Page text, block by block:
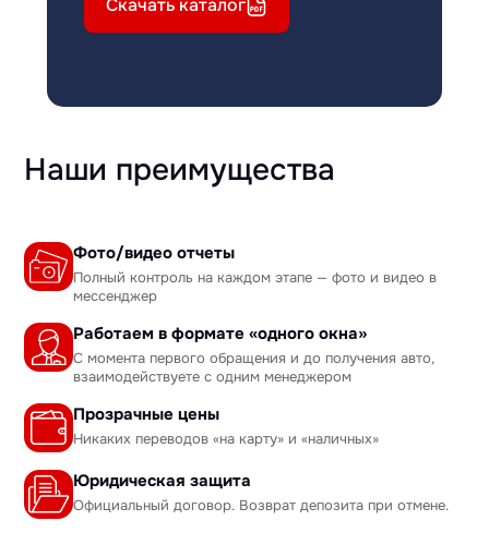
Скачать каталог
Наши преимущества
Фото/видео отчеты
Полный контроль на каждом этапе — фото и видео в
мессенджер
Работаем в формате «одного окна»
С момента первого обращения и до получения авто,
взаимодействуете с одним менеджером
Прозрачные цены
Никаких переводов «на карту» и «наличных»
Юридическая защита
Официальный договор. Возврат депозита при отмене.